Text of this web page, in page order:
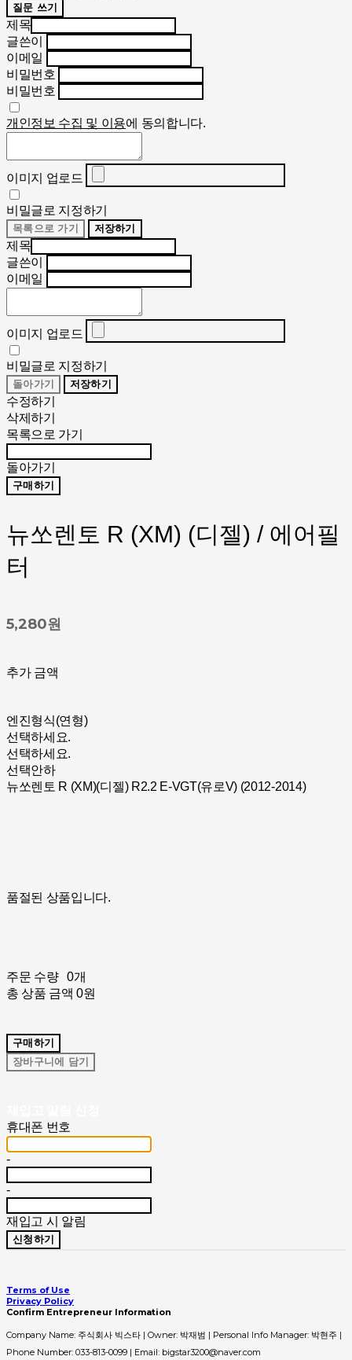
질문 쓰기
제목
글쓴이
이메일
비밀번호
비밀번호
개인정보 수집 및 이용에 동의합니다.
이미지 업로드
비밀글로 지정하기
목록으로 가기 저장하기
제목
글쓴이
이메일
이미지 업로드
비밀글로 지정하기
돌아가기 저장하기
수정하기
삭제하기
목록으로 가기
돌아가기
구매하기
뉴쏘렌토 R (XM) (디젤) / 에어필
터
5,280원
추가 금액
엔진형식(연형)
선택하세요.
선택하세요.
선택안하
뉴쏘렌토 R (XM)(디젤) R2.2 E-VGT(유로V) (2012-2014)
품절된 상품입니다.
주문 수량
0개
총 상품 금액 0원
구매하기
장바구니에 담기
휴대폰 번호
-
-
재입고 시 알림
신청하기
Terms of Use
Privacy Policy
Confirm Entrepreneur Information
Company Name: 주식회사 빅스타 | Owner: 박재범 | Personal Info Manager: 박현주 |
Phone Number: 033-813-0099 | Email: bigstar3200@naver.com